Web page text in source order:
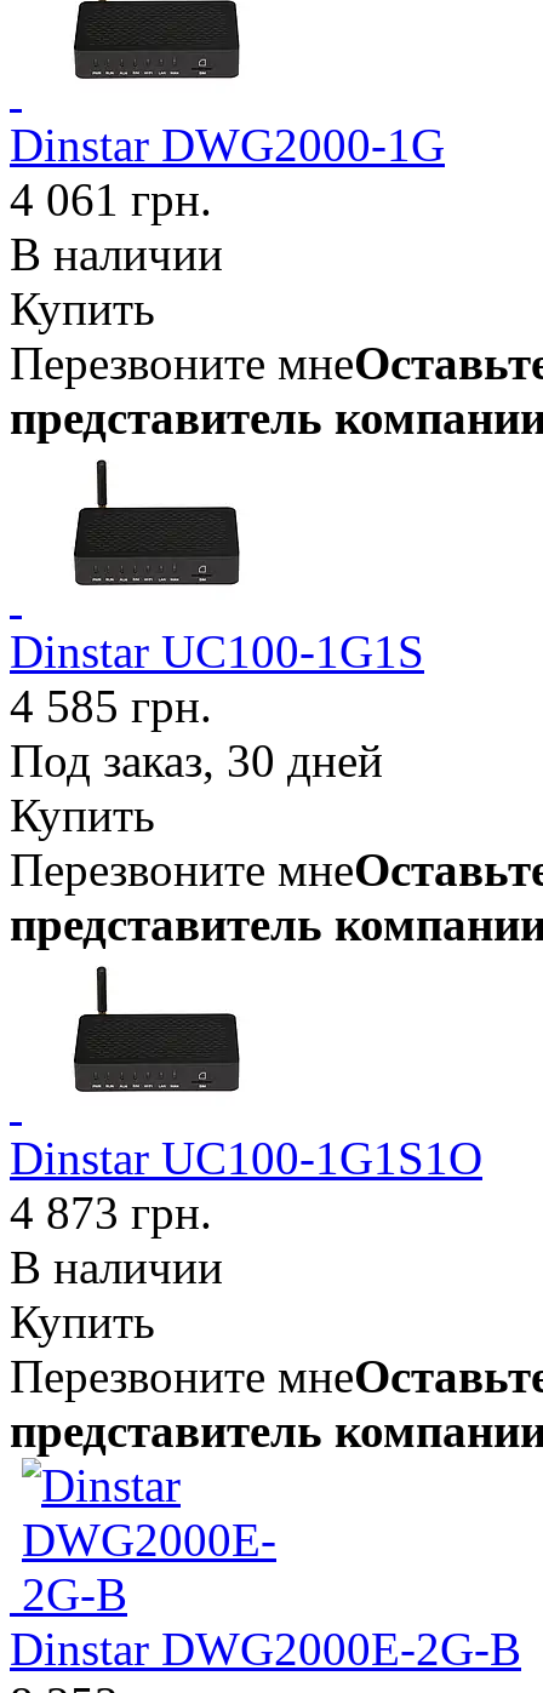
Dinstar DWG2000-1G
4 061 грн.
В наличии
Купить
Перезвоните мне
представитель
Dinstar UC100-1G1S
4 585 грн.
Под заказ, 30 дней
Купить
Перезвоните мне
представитель
Dinstar UC100-1G1S1O
4 873 грн.
В наличии
Купить
Перезвоните мне
представитель
Dinstar DWG2000E-2G-B